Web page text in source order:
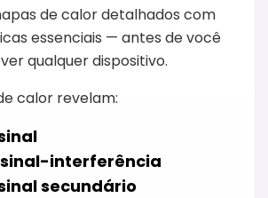
de calor detalhados com
essenciais — antes de você
qualquer dispositivo.
calor revelam:
interferência
secundário